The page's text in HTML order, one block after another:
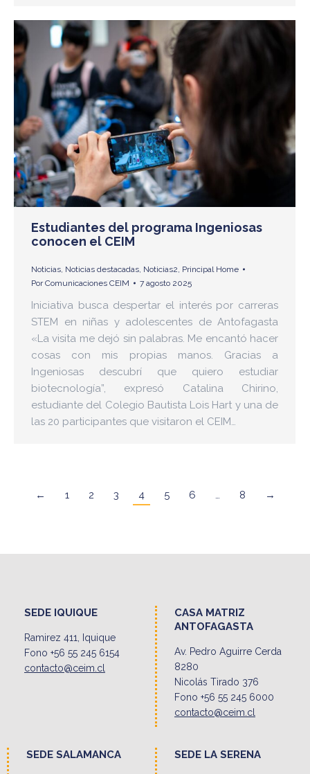
Estudiantes del programa Ingeniosas
conocen el CEIM
Noticias, Noticias destacadas, Noticias2, Principal Home
PorComunicaciones CEIM 7 agosto 2025
Iniciativa busca despertar el interés por carreras
STEM en niñas y adolescentes de Antofagasta
«La visita me dejó sin palabras. Me encantó hacer
cosas con mis propias manos. Gracias a
Ingeniosas descubrí que quiero estudiar
biotecnología”, expresó Catalina Chirino,
estudiante del Colegio Bautista Lois Hart y una de
las 20 participantes que visitaron el CEIM…
← 1 2 3 4 5 6 … 8 →
SEDE IQUIQUE
Ramirez 411, Iquique
Fono +56 55 245 6154
contacto@ceim.cl
CASA MATRIZ
ANTOFAGASTA
Av. Pedro Aguirre Cerda
8280
Nicolás Tirado 376
Fono +56 55 245 6000
contacto@ceim.cl
SEDE SALAMANCA SEDE LA SERENA